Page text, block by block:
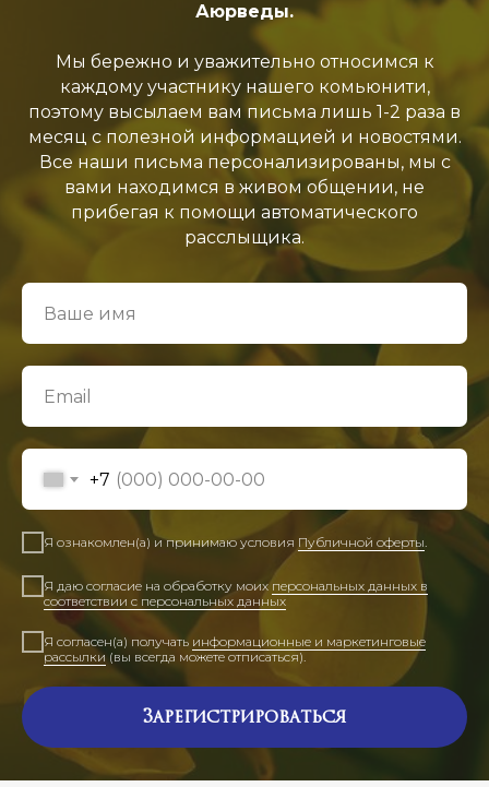
Аюрведы.
Мы бережно и уважительно относимся к
каждому участнику нашего комьюнити,
поэтому высылаем вам письма лишь 1-2 раза в
месяц с полезной информацией и новостями.
Все наши письма персонализированы, мы с
вами находимся в живом общении, не
прибегая к помощи автоматического
расслыщика.
+7
Я ознакомлен(а) и принимаю условия Публичной оферты.
Я даю согласие на обработку моихперсональных данных в
соответствии с персональных данных
Я согласен(а) получать информационные и маркетинговые
рассылки(вы всегда можете отписаться).
Зарегистрироваться